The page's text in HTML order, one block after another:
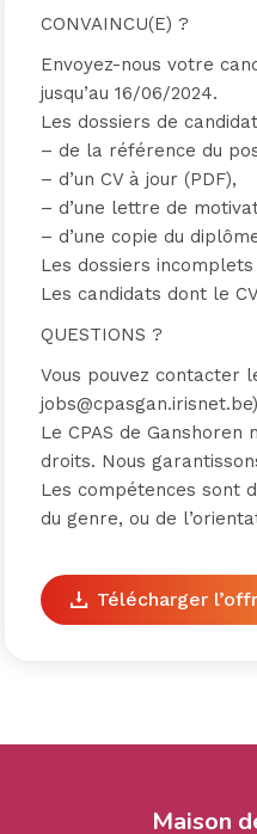
CONVAINCU(E) ?
Envoyez-nous votre
jusqu’au 16/06/2024.
Les dossiers de
– de la référence du
– d’un CV à jour (PDF),
– d’une lettre de
– d’une copie du
Les dossiers
Les candidats dont le
QUESTIONS ?
Vous pouvez contacter
Le CPAS de
droits. Nous
Les compétences sont
du genre, ou de
Télécharger
Maison